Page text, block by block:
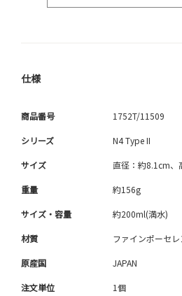
仕様
商品番号 1752T/11509
シリーズ N4 Type II
サイズ 直径：約8.1cm、
重量 約156g
サイズ・容量 約200ml(満水)
材質 ファインポーセ
原産国 JAPAN
注文単位 1個